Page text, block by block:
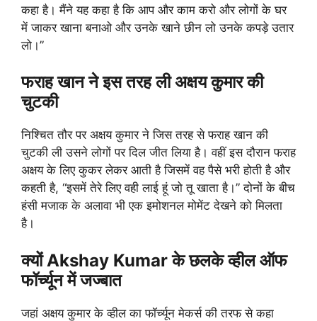
कहा है। मैंने यह कहा है कि आप और काम करो और लोगों के घर
में जाकर खाना बनाओ और उनके खाने छीन लो उनके कपड़े उतार
लो।”
फराह खान ने इस तरह ली अक्षय कुमार की
चुटकी
निश्चित तौर पर अक्षय कुमार ने जिस तरह से फराह खान की
चुटकी ली उसने लोगों पर दिल जीत लिया है। वहीं इस दौरान फराह
अक्षय के लिए कुकर लेकर आती है जिसमें वह पैसे भरी होती है और
कहती है, “इसमें तेरे लिए वही लाई हूं जो तू खाता है।” दोनों के बीच
हंसी मजाक के अलावा भी एक इमोशनल मोमेंट देखने को मिलता
है।
क्यों Akshay Kumar के छलके व्हील ऑफ
फॉर्च्यून में जज्बात
जहां अक्षय कुमार के व्हील का फॉर्च्यून मेकर्स की तरफ से कहा